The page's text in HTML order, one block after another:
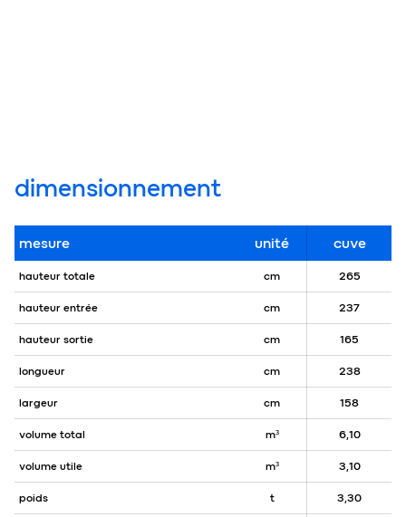
dimensionnement
mesure unité cuve
hauteur totale cm 265
hauteur entrée cm 237
hauteur sortie cm 165
longueur cm 238
largeur cm 158
volume total m³ 6,10
volume utile m³ 3,10
poids t 3,30